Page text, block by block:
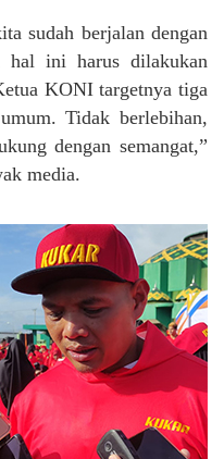
sudah berjalan dengan
hal ini harus dilakukan
KONI targetnya tiga
Tidak berlebihan,
dengan semangat,”
media.